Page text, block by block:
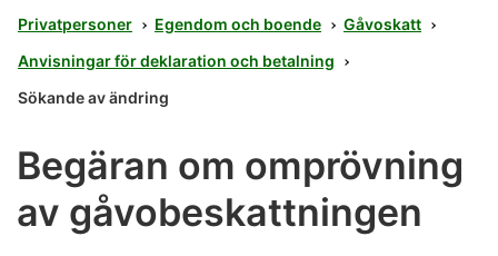
Privatpersoner Egendom och boende
Gåvoskatt
Anvisningar för deklaration och betalning
Sökande av ändring
Begäran om omprövning
av gåvobeskattningen